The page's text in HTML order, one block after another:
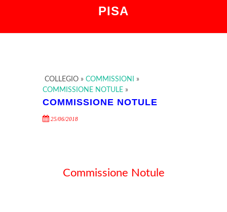
PISA
COLLEGIO » COMMISSIONI
»
COMMISSIONE NOTULE »
COMMISSIONE NOTULE
25/06/2018
Commissione Notule